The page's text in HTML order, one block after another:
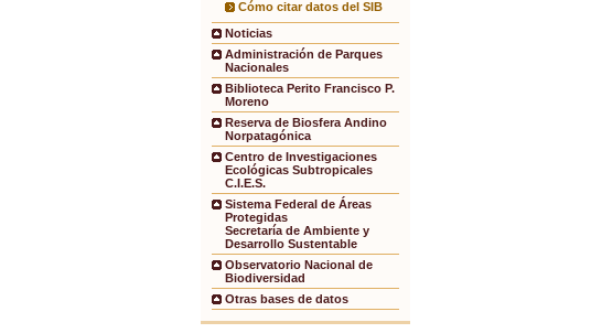
Cómo citar datos del SIB
Noticias
Administración de Parques
Nacionales
Biblioteca Perito Francisco P.
Moreno
Reserva de Biosfera Andino
Norpatagónica
Centro de Investigaciones
Ecológicas Subtropicales
C.I.E.S.
Sistema Federal de Áreas
Protegidas
Secretaría de Ambiente y
Desarrollo Sustentable
Observatorio Nacional de
Biodiversidad
Otras bases de datos